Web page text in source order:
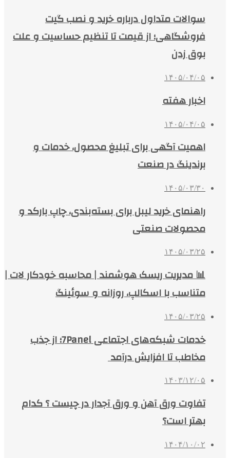
سوالات متداول درباره خرید و نصب گیت
فروشگاهی؛ از قیمت تا تنظیم حساسیت و علت
بوق زدن
۱۴۰۵/۰۴/۰۵
اخبار هفته
۱۴۰۵/۰۴/۰۵
اهمیت آگهی برای تبلیغ محصول، خدمات و
برندینگ در صنعت
۱۴۰۵/۰۳/۳۰
راهنمای خرید لیبل برای بسته‌بندی، چاپ بارکد و
محصولات صنعتی
۱۴۰۵/۰۳/۲۵
📊 مدیریت ریسک هوشمند | محاسبه خودکار لات |
متناسب با اسکالپ، روزانه و سوئینگ
۱۴۰۵/۰۳/۲۵
خدمات شبکه‌های اجتماعی 7Panel؛ از جذب
مخاطب تا افزایش درآمد
۱۴۰۳/۱۲/۰۵
تفاوت ورق آهن و ورق آجدار در چیست ؟ کدام
بهتر است؟
۱۴۰۴/۱۰/۰۲